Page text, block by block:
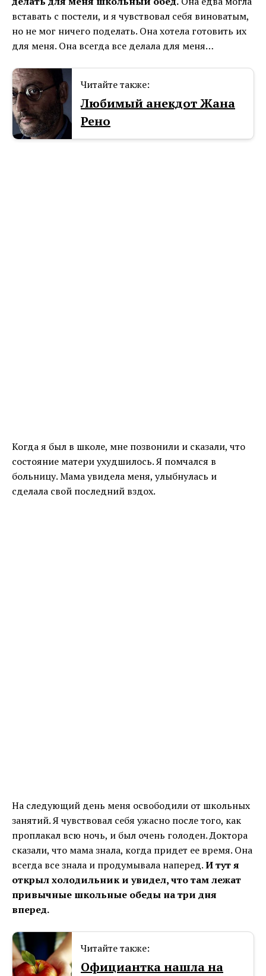
вставать с постели, и я чувствовал себя виноватым,
но не мог ничего поделать. Она хотела готовить их
для меня. Она всегда все делала для меня…
Читайте также:
Любимый анекдот Жана
Рено
Когда я был в школе, мне позвонили и сказали, что
состояние матери ухудшилось. Я помчался в
больницу. Мама увидела меня, улыбнулась и
сделала свой последний вздох.
На следующий день меня освободили от школьных
занятий. Я чувствовал себя ужасно после того, как
проплакал всю ночь, и был очень голоден. Доктора
сказали, что мама знала, когда придет ее время. Она
всегда все знала и продумывала наперед.И тут я
открыл холодильник и увидел, что там лежат
привычные школьные обеды на три дня
вперед.
Читайте также:
Официантка нашла на